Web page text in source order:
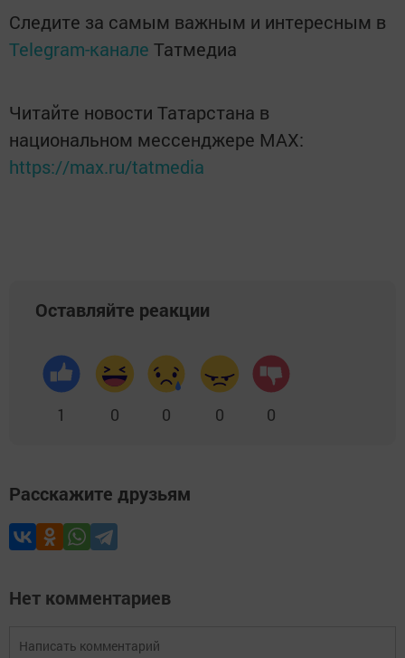
Следите за самым важным и интересным в
Telegram-канале Татмедиа
Читайте новости Татарстана в
национальном мессенджере MАХ:
https://max.ru/tatmedia
Оставляйте реакции
1 0 0 0 0
Расскажите друзьям
Нет комментариев